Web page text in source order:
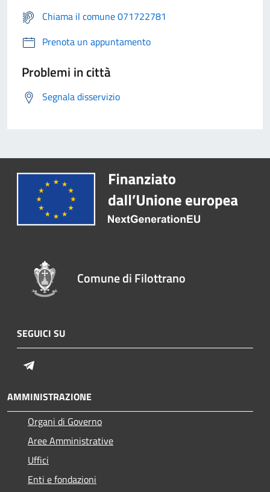
Chiama il comune 071722781
Prenota un appuntamento
Problemi in città
Segnala disservizio
Comune di Filottrano
SEGUICI SU
AMMINISTRAZIONE
Organi di Governo
Aree Amministrative
Uffici
Enti e fondazioni